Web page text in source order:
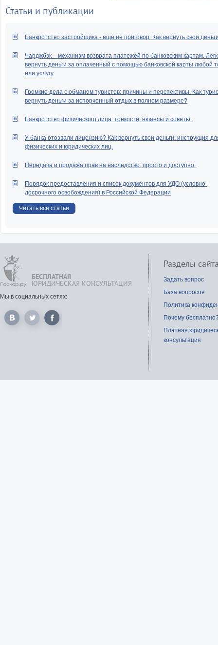
Статьи и публикации
Банкротство застройщика - еще не приговор. Как вернуть свои
Чарджбэк – механизм возврата платежей по банковским картам.
вернуть деньги за оплаченный с помощью банковской карты любой
или услугу.
Громкие дела с обманом туристов: причины и перспективы. Как
вернуть деньги за испорченный отдых в полном размере?
Банкротство физического лица: тонкости, нюансы и советы.
У банка отозвали лицензию? Как вернуть свои деньги: инструкция
физических и юридических лиц.
Передача и продажа прав на наследство: просто и доступно.
Порядок предоставления и список документов для УДО (условно-
досрочного освобождения) в Российской Федерации
Читать все статьи
БЕСПЛАТНАЯ
ЮРИДИЧЕСКАЯ КОНСУЛЬТАЦИЯ
Мы в социальных сетях:
Разделы
Задать вопрос
База вопросов
Политика
Почему
Платная
консультация